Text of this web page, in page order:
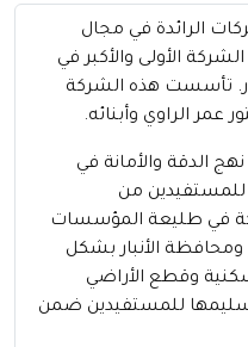
الرائدة في مجال
الأولى والأكبر في
تأسست هذه الشركة
الدقة والأمانة في
للمستفيدين من
في طليعة المؤسسات
الأنبار بشكل
وقطع الأراضي
تم تسليمها للمستفيدين ضمن